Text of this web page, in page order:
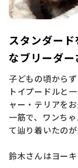
スタンダー
なブリーダ
子どもの頃から
トイプードルと
ャー・テリアを
一筋で、ワンち
て辿り着いたのが
鈴木さんはヨー